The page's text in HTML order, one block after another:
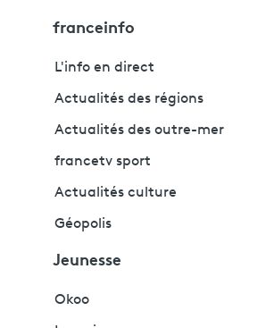
franceinfo
L'info en direct
Actualités des régions
Actualités des outre-mer
francetv sport
Actualités culture
Géopolis
Jeunesse
Okoo